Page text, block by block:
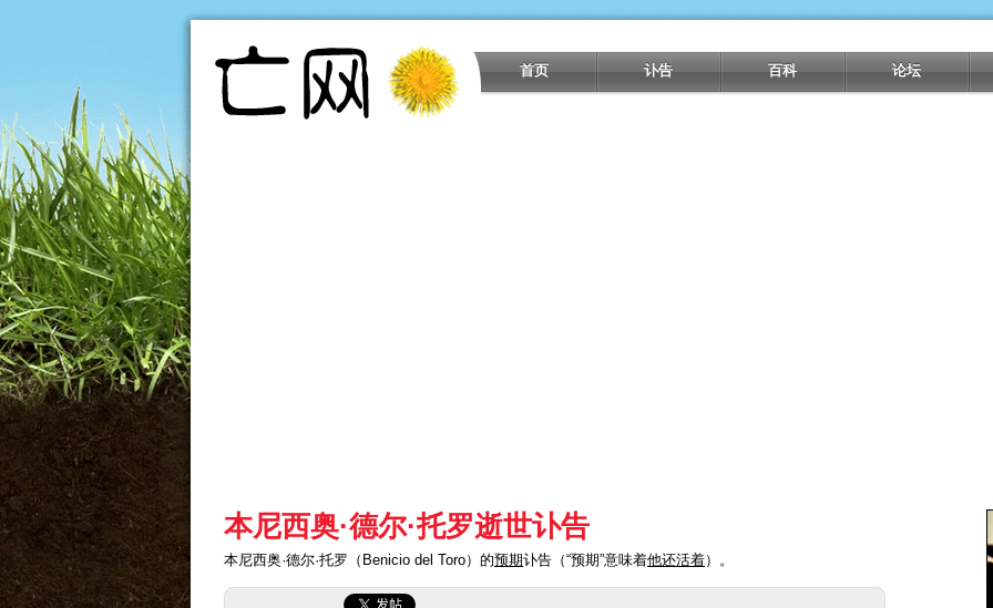
首页 讣告 百科 论坛
本尼西奥·德尔·托罗逝世讣告
本尼西奥·德尔·托罗（Benicio del Toro）的预期讣告（“预期”意味着他还活着）。